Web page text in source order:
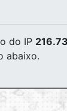
do IP
abaixo.